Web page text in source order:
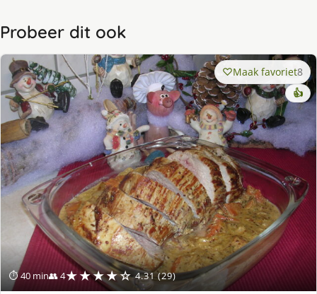
Probeer dit ook
⏱ 40 min👥 4★★★★☆ 4.31 (29)
Maak favoriet8
👍